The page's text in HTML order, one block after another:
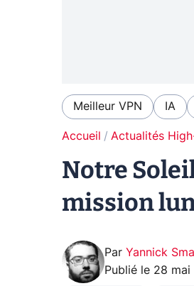
Meilleur VPN IA
Accueil Actualités
Notre
mission
Par Yannick
Publié le 28 mai